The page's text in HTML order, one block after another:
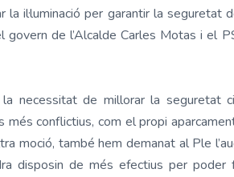
il·luminació per garantir la
de l’Alcalde Carles Motas i el
necessitat de millorar la seguretat
més conflictius, com el propi
moció, també hem demanat al Ple
disposin de més efectius per